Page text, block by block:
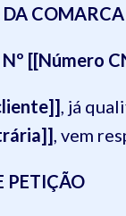
DA
Nº [[Número
, já
, vem
PETIÇÃO